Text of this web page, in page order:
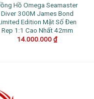
Hồ Omega Seamaster
Diver 300M James Bond
Edition Mặt Số Đen
Rep 1:1 Cao Nhất 42mm
14.000.000₫